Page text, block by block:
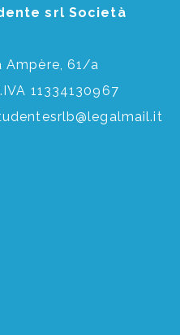
srl Società
Ampère, 61/a
11334130967